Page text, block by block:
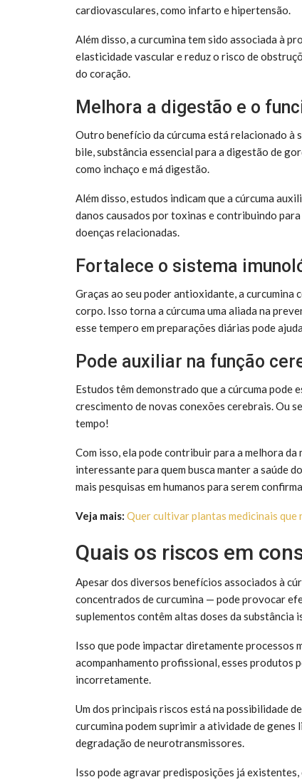
cardiovasculares, como infarto e hipertensão.
Além disso, a curcumina tem sido associada à
elasticidade vascular e reduz o risco de
do coração.
Melhora a digestão e o
Outro benefício da cúrcuma está relacionado à
bile, substância essencial para a digestão de
como inchaço e má digestão.
Além disso, estudos indicam que a cúrcuma
danos causados por toxinas e contribuindo
doenças relacionadas.
Fortalece o sistema
Graças ao seu poder antioxidante, a
corpo. Isso torna a cúrcuma uma aliada na
esse tempero em preparações diárias pode
Pode auxiliar na função
Estudos têm demonstrado que a cúrcuma
crescimento de novas conexões cerebrais. Ou
tempo!
Com isso, ela pode contribuir para a melhora
interessante para quem busca manter a saúde
mais pesquisas em humanos para serem
Veja mais: Quer cultivar plantas medicinais que
Quais os riscos em
Apesar dos diversos benefícios associados à
concentrados de curcumina — pode provocar
suplementos contêm altas doses da substância
Isso que pode impactar diretamente processos
acompanhamento profissional, esses produtos
incorretamente.
Um dos principais riscos está na possibilidade
curcumina podem suprimir a atividade de genes
degradação de neurotransmissores.
Isso pode agravar predisposições já